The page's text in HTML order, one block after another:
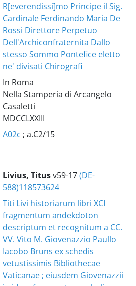
R[everendissi]mo Principe il Sig.
Cardinale Ferdinando Maria De
Rossi Direttore Perpetuo
Dell'Archiconfraternita Dallo
stesso Sommo Pontefice eletto
ne' divisati Chirografi
In Roma
Nella Stamperia di Arcangelo
Casaletti
MDCCLXXIII
A02c ; a.C2/15
Livius, Titusv59-17(DE-
588)118573624
Titi Livi historiarum libri XCI
fragmentum andekdoton
descriptum et recognitum a CC.
VV. Vito M. Giovenazzio Paullo
Iacobo Bruns ex schedis
vetustissimis Bibliothecae
Vaticanae ; eiusdem Giovenazzii